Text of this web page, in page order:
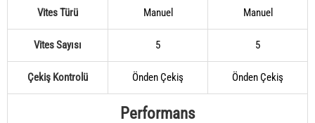
Vites Türü Manuel Manuel
Vites Sayısı 5 5
Çekiş Kontrolü Önden Çekiş Önden Çekiş
Performans